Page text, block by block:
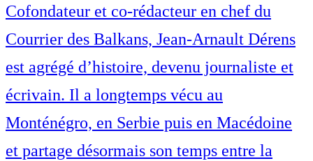
Cofondateur et co-rédacteur en chef du
Courrier des Balkans, Jean-Arnault Dérens
est agrégé d’histoire, devenu journaliste et
écrivain. Il a longtemps vécu au
Monténégro, en Serbie puis en Macédoine
et partage désormais son temps entre la